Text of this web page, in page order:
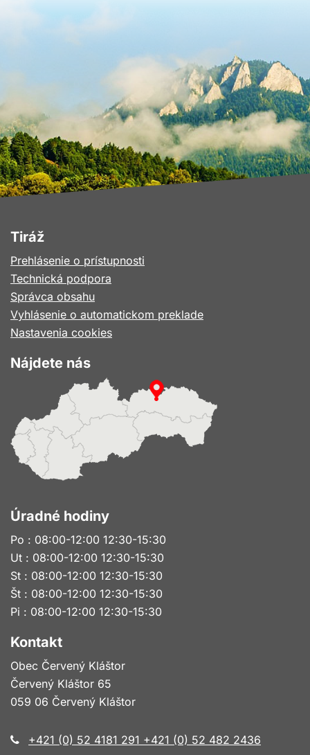
Tiráž
Prehlásenie o prístupnosti
Technická podpora
Správca obsahu
Vyhlásenie o automatickom preklade
Nastavenia cookies
Nájdete nás
Úradné hodiny
Po : 08:00-12:00 12:30-15:30
Ut : 08:00-12:00 12:30-15:30
St : 08:00-12:00 12:30-15:30
Št : 08:00-12:00 12:30-15:30
Pi : 08:00-12:00 12:30-15:30
Kontakt
Obec Červený Kláštor
Červený Kláštor 65
059 06 Červený Kláštor
+421 (0) 52 4181 291 +421 (0) 52 482 2436